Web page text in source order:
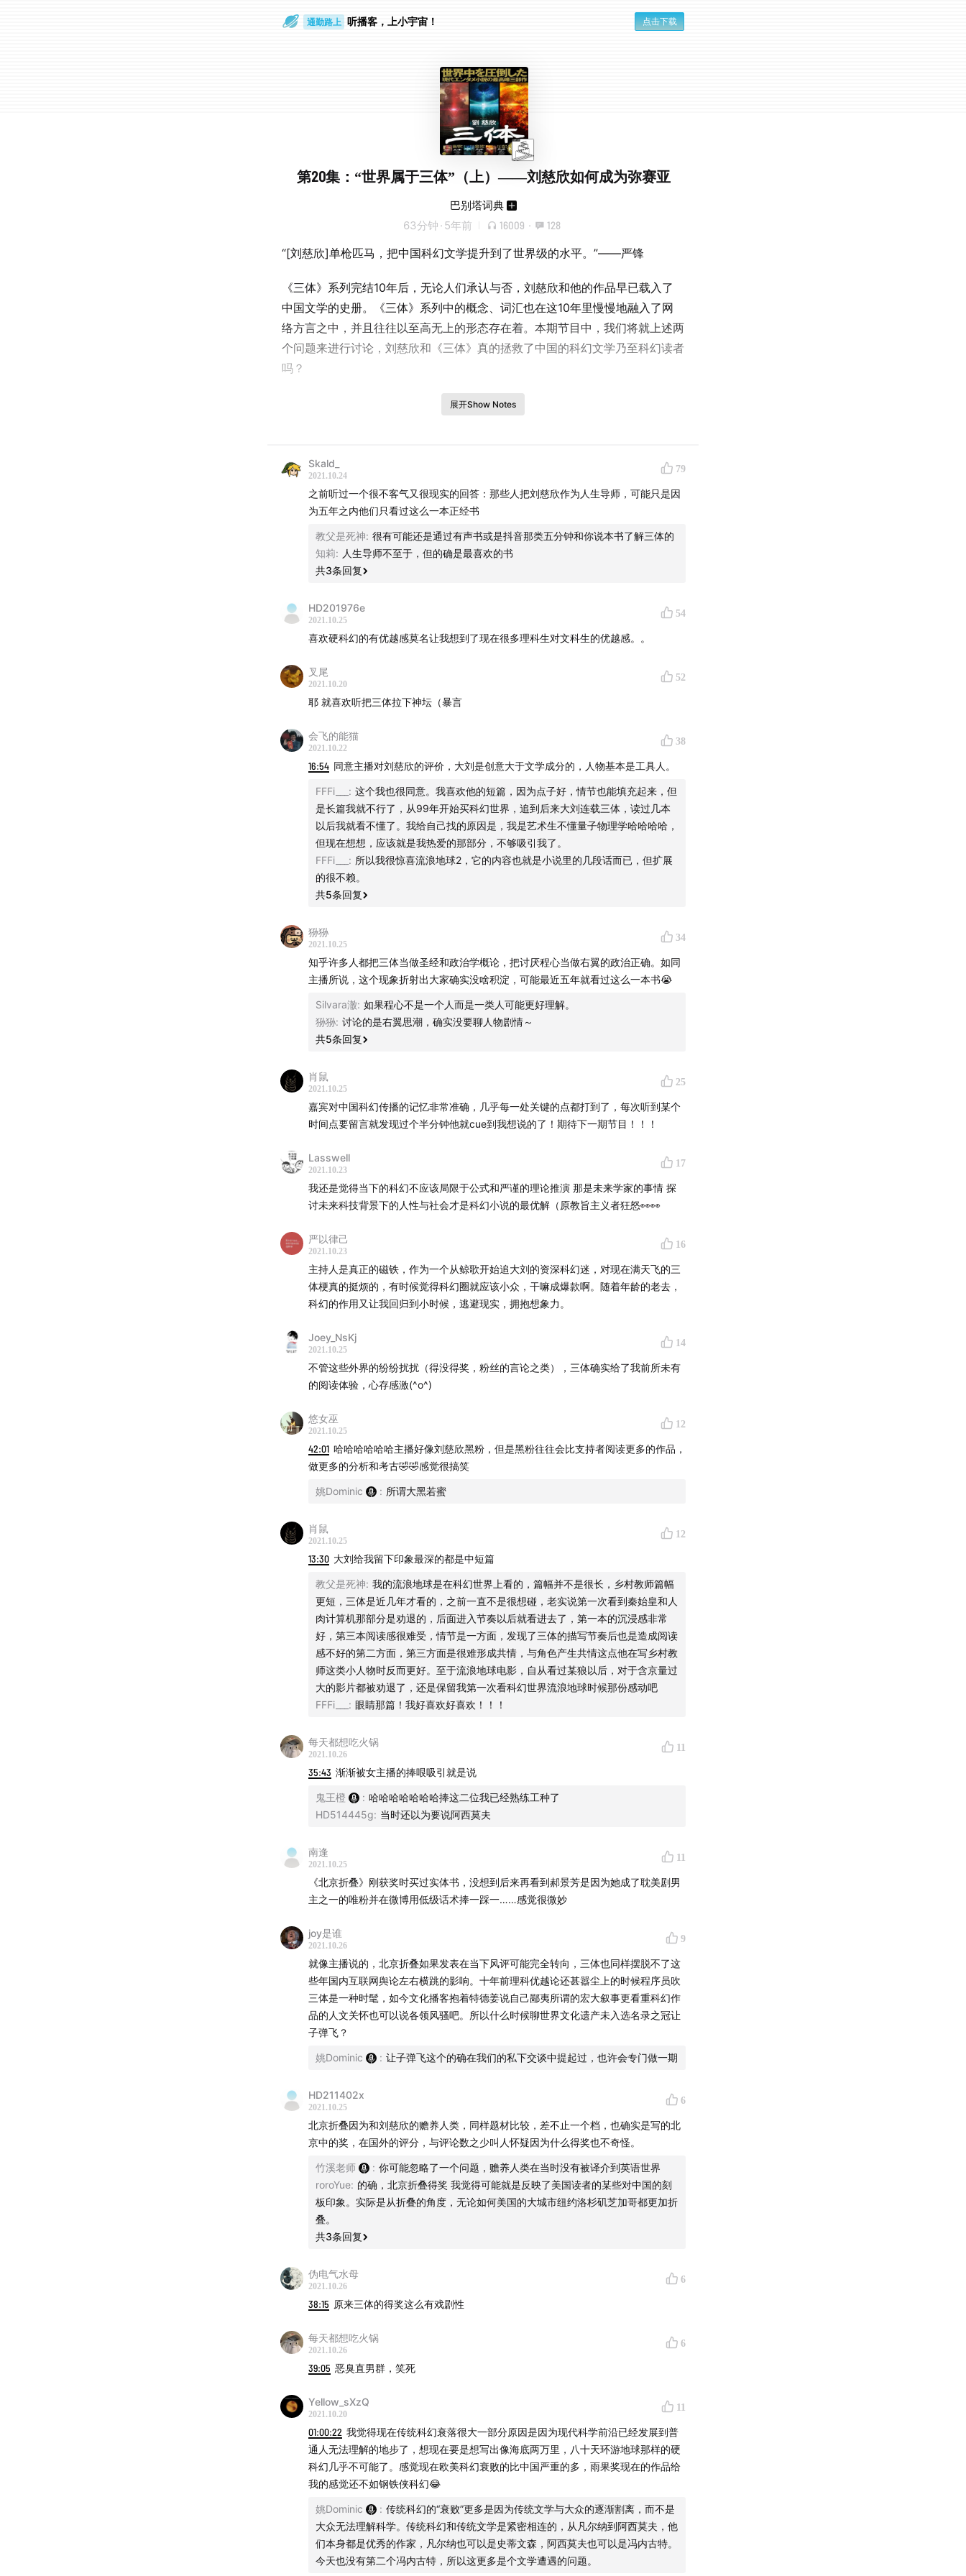
通勤路上 听播客，上小宇宙！ 点击下载
第20集：“世界属于三体”（上）——刘慈欣如何成为弥赛亚
巴别塔词典
63分钟 · 5年前 16009 · 128
“[刘慈欣]单枪匹马，把中国科幻文学提升到了世界级的水平。”——严锋
《三体》系列完结10年后，无论人们承认与否，刘慈欣和他的作品早已载入了
中国文学的史册。《三体》系列中的概念、词汇也在这10年里慢慢地融入了网
络方言之中，并且往往以至高无上的形态存在着。本期节目中，我们将就上述两
个问题来进行讨论，刘慈欣和《三体》真的拯救了中国的科幻文学乃至科幻读者
吗？
此处附上竹溪写的两篇相关文章：
“我们”为什么需要一个弥赛亚？——中国科幻读者苦难叙事的根源
主持人：姚天宜、鬼王橙
常驻嘉宾：竹溪（公众号：Vault_of_Kris）
00:00:38—00:03:36 本期主题介绍
00:03:36— 00:09:10
00:16:02—00:26:30
——本段中提到的“狗王”为极右翼基督教科幻作者Vox Day
00:35:06—00:41:17 《三体》获得雨果奖的曲折道路
——2015年雨果奖第二名的小说为女作家Katherine Addison的作品The
00:41:17—00:52:08
——2016至2018年最佳长篇小说雨果奖均由非裔女作家N·K·杰米辛的“破碎的星
00:52:08—01:02:07重提科幻文学的“软”“硬”之争
参考书目：
《星空的旋律》，作者：萧星寒
《刘慈欣谈科幻》，作者：刘慈欣
结尾音乐：
“黑暗森林”（《我的三体之罗辑传》主题曲），音乐人： regulus、大九_LN
若对我们的节目感兴趣，可以在“湖岸”微信公众号后台、“巴别塔词典编辑部”微
信群，以及新浪微博“@巴别塔词典”联系我们！
展开Show Notes
Skald_
2021.10.24
79
之前听过一个很不客气又很现实的回答：那些人把刘慈欣作为人生导师，可能只是因
为五年之内他们只看过这么一本正经书
教父是死神: 很有可能还是通过有声书或是抖音那类五分钟和你说本书了解三体的
知莉: 人生导师不至于，但的确是最喜欢的书
共3条回复
HD201976e
2021.10.25
54
喜欢硬科幻的有优越感莫名让我想到了现在很多理科生对文科生的优越感。。
叉尾
2021.10.20
52
耶 就喜欢听把三体拉下神坛（暴言
会飞的能猫
2021.10.22
38
16:54 同意主播对刘慈欣的评价，大刘是创意大于文学成分的，人物基本是工具人。
FFFi___ : 这个我也很同意。我喜欢他的短篇，因为点子好，情节也能填充起来，但
是长篇我就不行了，从99年开始买科幻世界，追到后来大刘连载三体，读过几本
以后我就看不懂了。我给自己找的原因是，我是艺术生不懂量子物理学哈哈哈哈，
但现在想想，应该就是我热爱的那部分，不够吸引我了。
FFFi___ : 所以我很惊喜流浪地球2，它的内容也就是小说里的几段话而已，但扩展
的很不赖。
共5条回复
狲狲
2021.10.25
34
知乎许多人都把三体当做圣经和政治学概论，把讨厌程心当做右翼的政治正确。如同
主播所说，这个现象折射出大家确实没啥积淀，可能最近五年就看过这么一本书😭
Silvara澈: 如果程心不是一个人而是一类人可能更好理解。
狲狲: 讨论的是右翼思潮，确实没要聊人物剧情～
共5条回复
肖鼠
2021.10.25
25
嘉宾对中国科幻传播的记忆非常准确，几乎每一处关键的点都打到了，每次听到某个
时间点要留言就发现过个半分钟他就cue到我想说的了！期待下一期节目！！！
Lasswell
2021.10.23
17
我还是觉得当下的科幻不应该局限于公式和严谨的理论推演 那是未来学家的事情 探
讨未来科技背景下的人性与社会才是科幻小说的最优解（原教旨主义者狂怒👀👀
严以律己
2021.10.23
16
主持人是真正的磁铁，作为一个从鲸歌开始追大刘的资深科幻迷，对现在满天飞的三
体梗真的挺烦的，有时候觉得科幻圈就应该小众，干嘛成爆款啊。随着年龄的老去，
科幻的作用又让我回归到小时候，逃避现实，拥抱想象力。
Joey_NsKj
2021.10.25
14
不管这些外界的纷纷扰扰（得没得奖，粉丝的言论之类），三体确实给了我前所未有
的阅读体验，心存感激(^o^)
悠女巫
2021.10.25
12
42:01 哈哈哈哈哈哈主播好像刘慈欣黑粉，但是黑粉往往会比支持者阅读更多的作品，
做更多的分析和考古🤣🤣感觉很搞笑
姚Dominic : 所谓大黑若蜜
肖鼠
2021.10.25
12
13:30 大刘给我留下印象最深的都是中短篇
教父是死神: 我的流浪地球是在科幻世界上看的，篇幅并不是很长，乡村教师篇幅
更短，三体是近几年才看的，之前一直不是很想碰，老实说第一次看到秦始皇和人
肉计算机那部分是劝退的，后面进入节奏以后就看进去了，第一本的沉浸感非常
好，第三本阅读感很难受，情节是一方面，发现了三体的描写节奏后也是造成阅读
感不好的第二方面，第三方面是很难形成共情，与角色产生共情这点他在写乡村教
师这类小人物时反而更好。至于流浪地球电影，自从看过某狼以后，对于含京量过
大的影片都被劝退了，还是保留我第一次看科幻世界流浪地球时候那份感动吧
FFFi___ : 眼睛那篇！我好喜欢好喜欢！！！
每天都想吃火锅
2021.10.26
11
35:43 渐渐被女主播的捧哏吸引就是说
鬼王橙 : 哈哈哈哈哈哈哈捧这二位我已经熟练工种了
HD514445g: 当时还以为要说阿西莫夫
南逢
2021.10.25
11
《北京折叠》刚获奖时买过实体书，没想到后来再看到郝景芳是因为她成了耽美剧男
主之一的唯粉并在微博用低级话术捧一踩一……感觉很微妙
joy是谁
2021.10.26
9
就像主播说的，北京折叠如果发表在当下风评可能完全转向，三体也同样摆脱不了这
些年国内互联网舆论左右横跳的影响。十年前理科优越论还甚嚣尘上的时候程序员吹
三体是一种时髦，如今文化播客抱着特德姜说自己鄙夷所谓的宏大叙事更看重科幻作
品的人文关怀也可以说各领风骚吧。所以什么时候聊世界文化遗产未入选名录之冠让
子弹飞？
姚Dominic : 让子弹飞这个的确在我们的私下交谈中提起过，也许会专门做一期
HD211402x
2021.10.25
6
北京折叠因为和刘慈欣的赡养人类，同样题材比较，差不止一个档，也确实是写的北
京中的奖，在国外的评分，与评论数之少叫人怀疑因为什么得奖也不奇怪。
竹溪老师 : 你可能忽略了一个问题，赡养人类在当时没有被译介到英语世界
roroYue: 的确，北京折叠得奖 我觉得可能就是反映了美国读者的某些对中国的刻
板印象。实际是从折叠的角度，无论如何美国的大城市纽约洛杉矶芝加哥都更加折
叠。
共3条回复
伪电气水母
2021.10.26
6
38:15 原来三体的得奖这么有戏剧性
每天都想吃火锅
2021.10.26
6
39:05 恶臭直男群，笑死
Yellow_sXzQ
2021.10.20
11
01:00:22 我觉得现在传统科幻衰落很大一部分原因是因为现代科学前沿已经发展到普
通人无法理解的地步了，想现在要是想写出像海底两万里，八十天环游地球那样的硬
科幻几乎不可能了。感觉现在欧美科幻衰败的比中国严重的多，雨果奖现在的作品给
我的感觉还不如钢铁侠科幻😂
姚Dominic : 传统科幻的“衰败”更多是因为传统文学与大众的逐渐割离，而不是
大众无法理解科学。传统科幻和传统文学是紧密相连的，从凡尔纳到阿西莫夫，他
们本身都是优秀的作家，凡尔纳也可以是史蒂文森，阿西莫夫也可以是冯内古特。
今天也没有第二个冯内古特，所以这更多是个文学遭遇的问题。